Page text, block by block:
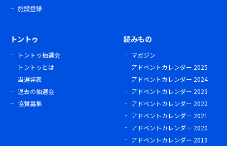
施設登録
トントゥ
トントゥ抽選会
トントゥとは
当選発表
過去の抽選会
協賛募集
読みもの
マガジン
アドベントカレンダー 2025
アドベントカレンダー 2024
アドベントカレンダー 2023
アドベントカレンダー 2022
アドベントカレンダー 2021
アドベントカレンダー 2020
アドベントカレンダー 2019